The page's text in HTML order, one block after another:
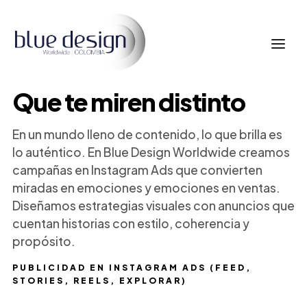
PUBLICIDAD EN INSTAGRAM ADS (FEED,
STORIES, REELS, EXPLORAR)
Que te miren distinto
En un mundo lleno de contenido, lo que brilla es
lo auténtico. En Blue Design Worldwide creamos
campañas en Instagram Ads que convierten
miradas en emociones y emociones en ventas.
Diseñamos estrategias visuales con anuncios que
cuentan historias con estilo, coherencia y
propósito.